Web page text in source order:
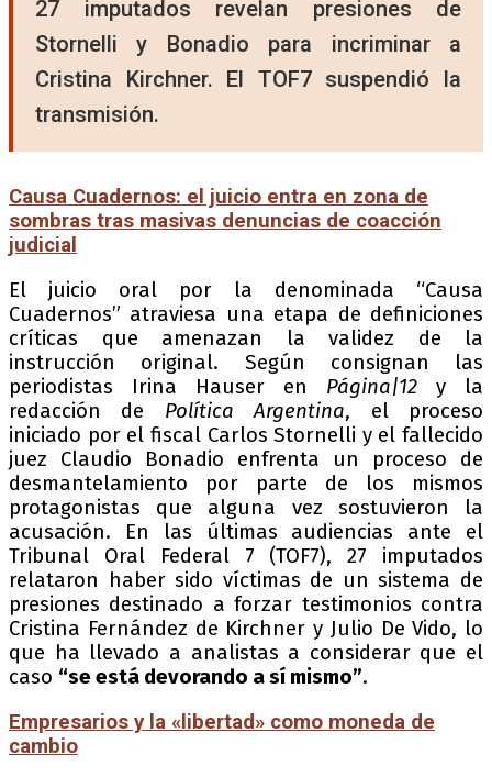
27 imputados revelan presiones de
Stornelli y Bonadio para incriminar a
Cristina Kirchner. El TOF7 suspendió la
transmisión.
Causa Cuadernos: el juicio entra en zona de
sombras tras masivas denuncias de coacción
judicial
El juicio oral por la denominada “Causa
Cuadernos” atraviesa una etapa de definiciones
críticas que amenazan la validez de la
instrucción original. Según consignan las
periodistas Irina Hauser en Página|12 y la
redacción de Política Argentina, el proceso
iniciado por el fiscal Carlos Stornelli y el fallecido
juez Claudio Bonadio enfrenta un proceso de
desmantelamiento por parte de los mismos
protagonistas que alguna vez sostuvieron la
acusación. En las últimas audiencias ante el
Tribunal Oral Federal 7 (TOF7), 27 imputados
relataron haber sido víctimas de un sistema de
presiones destinado a forzar testimonios contra
Cristina Fernández de Kirchner y Julio De Vido, lo
que ha llevado a analistas a considerar que el
caso “se está devorando a sí mismo”.
Empresarios y la «libertad» como moneda de
cambio